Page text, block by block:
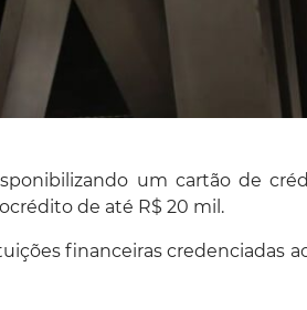
um cartão de
de até R$ 20 mil.
financeiras credenciadas